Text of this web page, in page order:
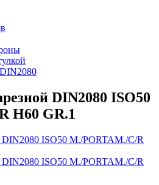
DIN2080 ISO50
H60 GR.1